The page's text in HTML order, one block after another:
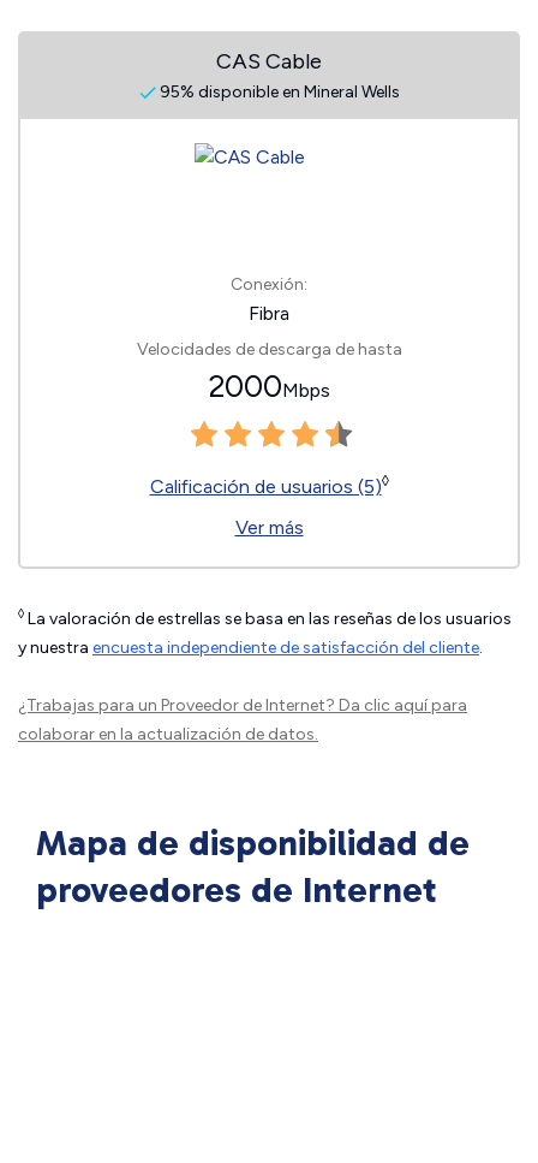
CAS Cable
95% disponible en Mineral Wells
Conexión:
Fibra
Velocidades de descarga de hasta
2000Mbps
Calificación de usuarios (5)◊
Ver más
◊ La valoración de estrellas se basa en las reseñas de los usuarios
y nuestra encuesta independiente de satisfacción del cliente.
¿Trabajas para un Proveedor de Internet? Da clic aquípara
colaborar en la actualización de datos.
Mapa de disponibilidad de
proveedores de Internet